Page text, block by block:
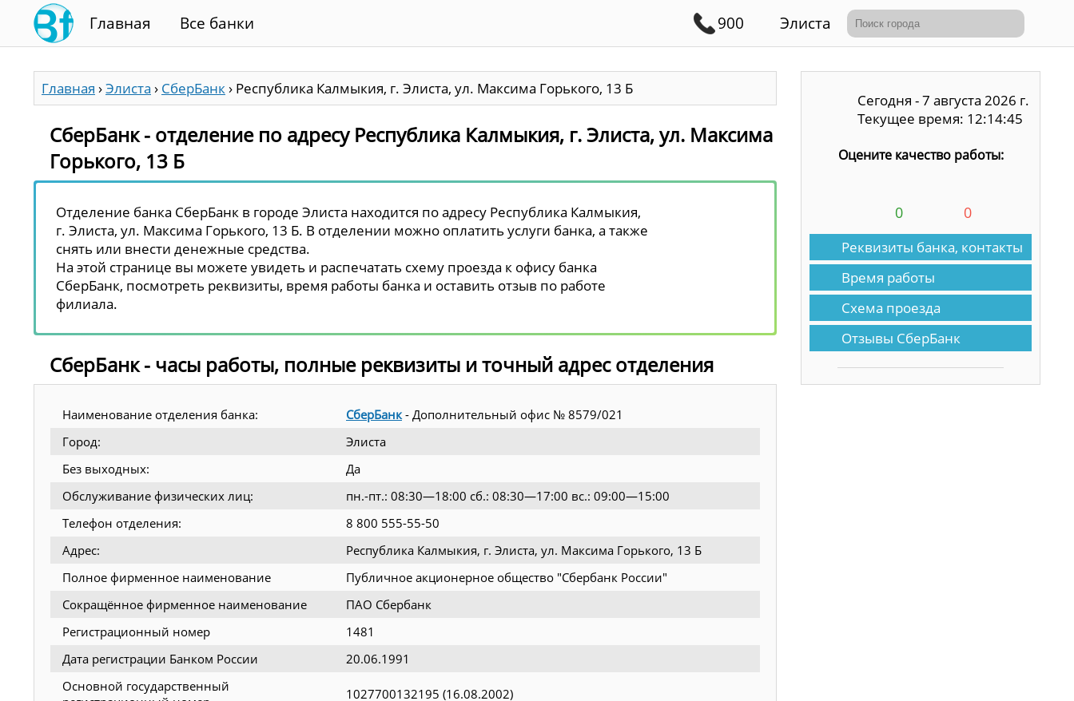
Главная Все банки 900 Элиста
Главная ›Элиста › СберБанк› Республика Калмыкия, г. Элиста, ул. Максима Горького, 13 Б
СберБанк - отделение по адресу Республика Калмыкия, г. Элиста, ул. Максима
Горького, 13 Б
Отделение банка СберБанк в городе Элиста находится по адресу Республика Калмыкия,
г. Элиста, ул. Максима Горького, 13 Б. В отделении можно оплатить услуги банка, а также
снять или внести денежные средства.
На этой странице вы можете увидеть и распечатать схему проезда к офису банка
СберБанк, посмотреть реквизиты, время работы банка и оставить отзыв по работе
филиала.
СберБанк - часы работы, полные реквизиты и точный адрес отделения
Наименование отделения банка: СберБанк - Дополнительный офис № 8579/021
Город:
Элиста
Без выходных:
Да
Обслуживание физических лиц:
пн.-пт.: 08:30—18:00 сб.: 08:30—17:00 вс.: 09:00—15:00
Телефон отделения:
8 800 555-55-50
Адрес:
Республика Калмыкия, г. Элиста, ул. Максима Горького, 13 Б
Полное фирменное наименование
Публичное акционерное общество "Сбербанк России"
Сокращённое фирменное наименование
ПАО Сбербанк
Регистрационный номер
1481
Дата регистрации Банком России
20.06.1991
Основной государственный
1027700132195 (16.08.2002)
Сегодня - 7 августа 2026 г.
Текущее время: 12:14:45
Оцените качество работы:
0 0
Реквизиты банка, контакты
Время работы
Схема проезда
Отзывы СберБанк